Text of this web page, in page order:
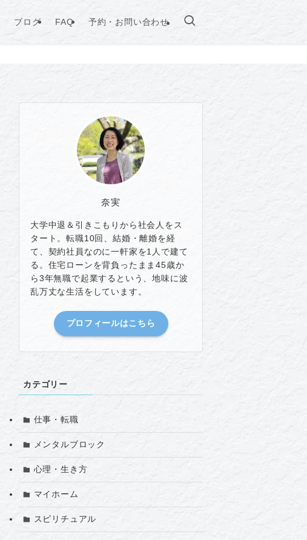
ブログ FAQ 予約・お問い合わせ
奈実
大学中退＆引きこもりから社会人をス
タート。転職10回、結婚・離婚を経
て、契約社員なのに一軒家を1人で建て
る。住宅ローンを背負ったまま45歳か
ら3年無職で起業するという、地味に波
乱万丈な生活をしています。
プロフィールはこちら
カテゴリー
仕事・転職
メンタルブロック
心理・生き方
マイホーム
スピリチュアル